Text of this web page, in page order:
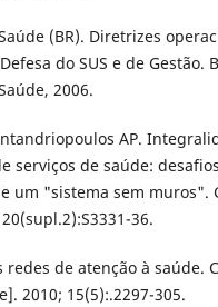
(BR). Diretrizes
do SUS e de Gestão.
2006.
AP.
serviços de saúde:
um "sistema sem muros".
36.
redes de atenção à saúde.
2010; 15(5):.2297-305.